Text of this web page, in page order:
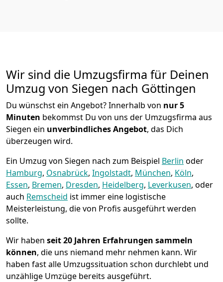
Wir sind die Umzugsfirma für Deinen
Umzug von Siegen nach Göttingen
Du wünschst ein Angebot? Innerhalb von nur 5
Minuten bekommst Du von uns der Umzugsfirma aus
Siegen ein unverbindliches Angebot, das Dich
überzeugen wird.
Ein Umzug von Siegen nach zum Beispiel Berlin oder
Hamburg, Osnabrück, Ingolstadt, München, Köln,
Essen, Bremen, Dresden, Heidelberg, Leverkusen, oder
auch Remscheid ist immer eine logistische
Meisterleistung, die von Profis ausgeführt werden
sollte.
Wir haben seit20 Jahren Erfahrungen sammeln
können, die uns niemand mehr nehmen kann. Wir
haben fast alle Umzugssituation schon durchlebt und
unzählige Umzüge bereits ausgeführt.